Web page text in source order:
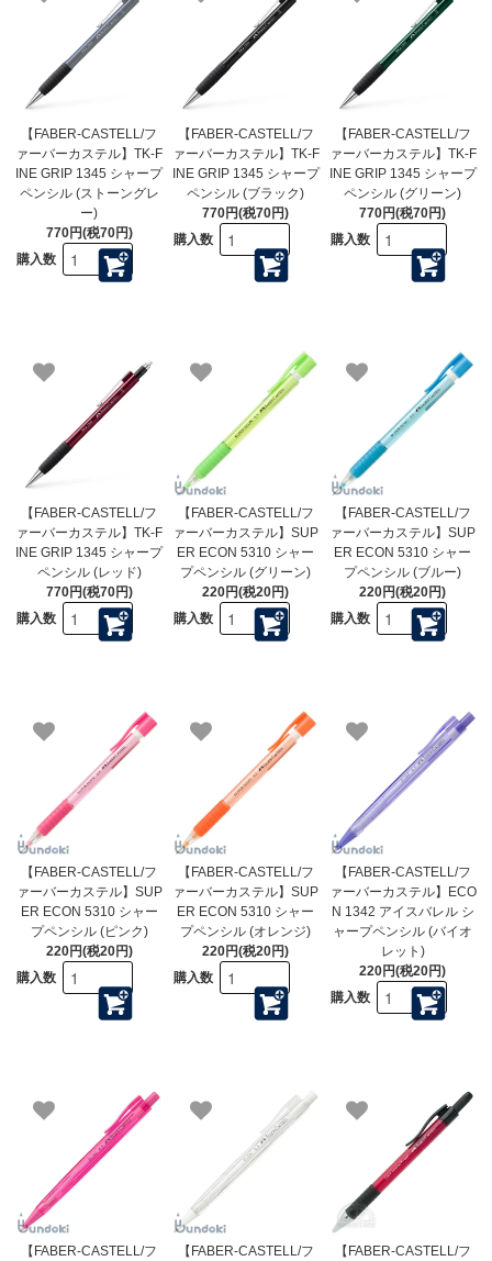
【FABER-CASTELL/フ
ァーバーカステル】TK-F
INE GRIP 1345 シャープ
ペンシル (ストーングレ
ー)
770円(税70円)
購入数
【FABER-CASTELL/フ
ァーバーカステル】TK-F
INE GRIP 1345 シャープ
ペンシル (ブラック)
770円(税70円)
購入数
【FABER-CASTELL/フ
ァーバーカステル】TK-F
INE GRIP 1345 シャープ
ペンシル (グリーン)
770円(税70円)
購入数
【FABER-CASTELL/フ
ァーバーカステル】TK-F
INE GRIP 1345 シャープ
ペンシル (レッド)
770円(税70円)
購入数
【FABER-CASTELL/フ
ァーバーカステル】SUP
ER ECON 5310 シャー
プペンシル (グリーン)
220円(税20円)
購入数
【FABER-CASTELL/フ
ァーバーカステル】SUP
ER ECON 5310 シャー
プペンシル (ブルー)
220円(税20円)
購入数
【FABER-CASTELL/フ
ァーバーカステル】SUP
ER ECON 5310 シャー
プペンシル (ピンク)
220円(税20円)
購入数
【FABER-CASTELL/フ
ァーバーカステル】SUP
ER ECON 5310 シャー
プペンシル (オレンジ)
220円(税20円)
購入数
【FABER-CASTELL/フ
ァーバーカステル】ECO
N 1342 アイスバレル シ
ャープペンシル (バイオ
レット)
220円(税20円)
購入数
【FABER-CASTELL/フ
【FABER-CASTELL/フ
【FABER-CASTELL/フ